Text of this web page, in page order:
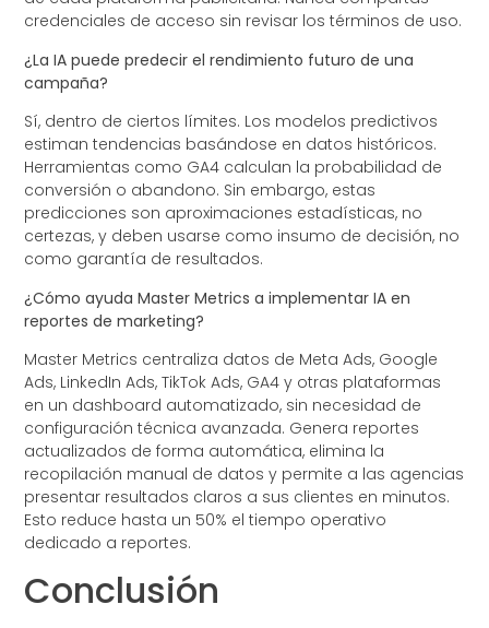
credenciales de acceso sin revisar los términos de uso.
¿La IA puede predecir el rendimiento futuro de una
campaña?
Sí, dentro de ciertos límites. Los modelos predictivos
estiman tendencias basándose en datos históricos.
Herramientas como GA4 calculan la probabilidad de
conversión o abandono. Sin embargo, estas
predicciones son aproximaciones estadísticas, no
certezas, y deben usarse como insumo de decisión, no
como garantía de resultados.
¿Cómo ayuda Master Metrics a implementar IA en
reportes de marketing?
Master Metrics centraliza datos de Meta Ads, Google
Ads, LinkedIn Ads, TikTok Ads, GA4 y otras plataformas
en un dashboard automatizado, sin necesidad de
configuración técnica avanzada. Genera reportes
actualizados de forma automática, elimina la
recopilación manual de datos y permite a las agencias
presentar resultados claros a sus clientes en minutos.
Esto reduce hasta un 50% el tiempo operativo
dedicado a reportes.
Conclusión